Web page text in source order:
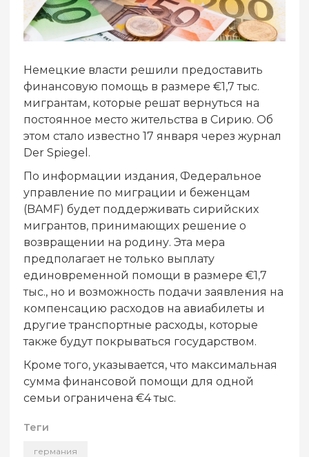
Немецкие власти решили предоставить
финансовую помощь в размере €1,7 тыс.
мигрантам, которые решат вернуться на
постоянное место жительства в Сирию. Об
этом стало известно 17 января через журнал
Der Spiegel.
По информации издания, Федеральное
управление по миграции и беженцам
(BAMF) будет поддерживать сирийских
мигрантов, принимающих решение о
возвращении на родину. Эта мера
предполагает не только выплату
единовременной помощи в размере €1,7
тыс., но и возможность подачи заявления на
компенсацию расходов на авиабилеты и
другие транспортные расходы, которые
также будут покрываться государством.
Кроме того, указывается, что максимальная
сумма финансовой помощи для одной
семьи ограничена €4 тыс.
Теги
германия